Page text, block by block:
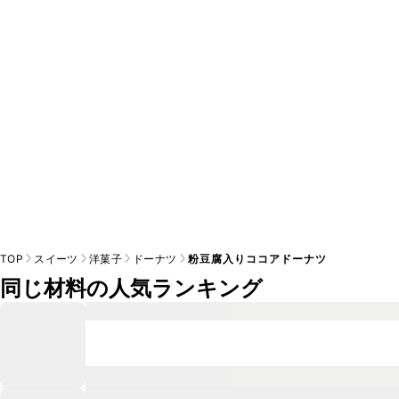
TOP スイーツ 洋菓子 ドーナツ 粉豆腐入りココアドーナツ
同じ材料の人気ランキング